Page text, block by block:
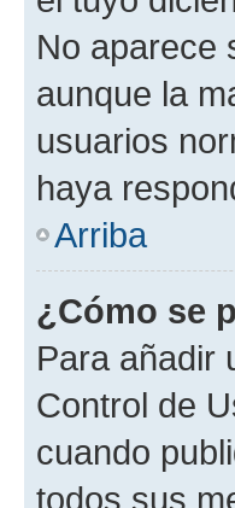
No aparece
aunque la
usuarios
haya
Arriba
¿Cómo se
Para añadir
Control de
cuando
todos sus